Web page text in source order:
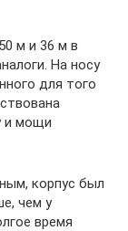
м и 36 м в
На носу
для того
и мощи
корпус был
чем у
время